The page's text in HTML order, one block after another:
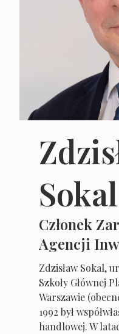
Sokal
Członek
Agencji
Zdzisław Sokal,
Szkoły Głównej
Warszawie
1992 był
handlowej. W